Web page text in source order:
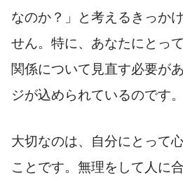
なのか？」と考えるきっか
せん。特に、あなたにとっ
関係について見直す必要が
ジが込められているのです。
大切なのは、自分にとって
ことです。無理をして人に